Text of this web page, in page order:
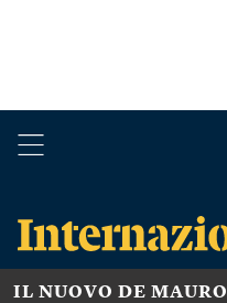
IL NUOVO DE MAURO